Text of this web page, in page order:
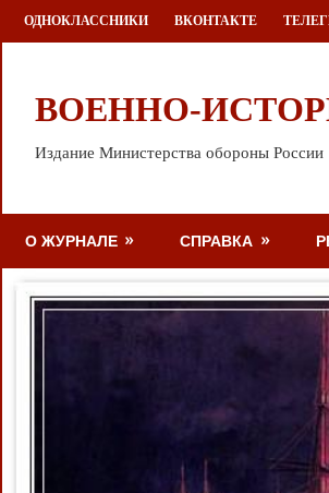
Перейти
к
ОДНОКЛАССНИКИ ВКОНТАКТЕ
ВОЕННО-
Издание Министерства обороны России
О ЖУРНАЛЕ СПРАВКА